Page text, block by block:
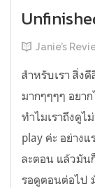
Janie’s
สำหรับเรา สิ่ง
มากๆๆๆๆ อยา
ทำไมเราถึงดูไ
play ค่ะ อย่าง
ละตอน แล้วมั
รอดูตอนต่อไป